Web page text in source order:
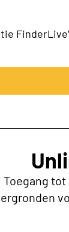
Finder
Toegang tot